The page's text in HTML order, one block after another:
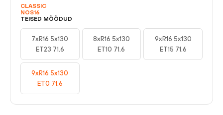
CLASSIC
NOS16
TEISED MÕÕDUD
7xR16 5x130
ET23 71.6
8xR16 5x130
ET10 71.6
9xR16 5x130
ET15 71.6
9xR16 5x130
ET0 71.6